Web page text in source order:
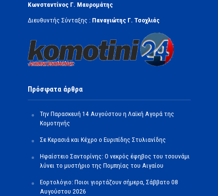
Κωνσταντίνος Γ. Μαυρομάτης
Διευθυντής Σύνταξης : Παναγιώτης Γ. Τσοχλιάς
Πρόσφατα άρθρα
Την Παρασκευή 14 Αυγούστου η Λαϊκή Αγορά της
Κομοτηνής
Σε Κερασιά και Κέχρο ο Ευριπίδης Στυλιανίδης
Ηφαίστειο Σαντορίνης: Ο νεκρός έφηβος του τσουνάμι
λύνει το μυστήριο της Πομπηίας του Αιγαίου
Εορτολόγιο: Ποιοι γιορτάζουν σήμερα, Σάββατο 08
Αυγούστου 2026